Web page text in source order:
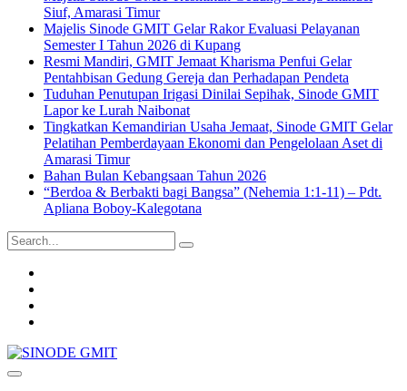
Siuf, Amarasi Timur
Majelis Sinode GMIT Gelar Rakor Evaluasi Pelayanan
Semester I Tahun 2026 di Kupang
Resmi Mandiri, GMIT Jemaat Kharisma Penfui Gelar
Pentahbisan Gedung Gereja dan Perhadapan Pendeta
Tuduhan Penutupan Irigasi Dinilai Sepihak, Sinode GMIT
Lapor ke Lurah Naibonat
Tingkatkan Kemandirian Usaha Jemaat, Sinode GMIT Gelar
Pelatihan Pemberdayaan Ekonomi dan Pengelolaan Aset di
Amarasi Timur
Bahan Bulan Kebangsaan Tahun 2026
“Berdoa & Berbakti bagi Bangsa” (Nehemia 1:1-11) – Pdt.
Apliana Boboy-Kalegotana
Search
for: